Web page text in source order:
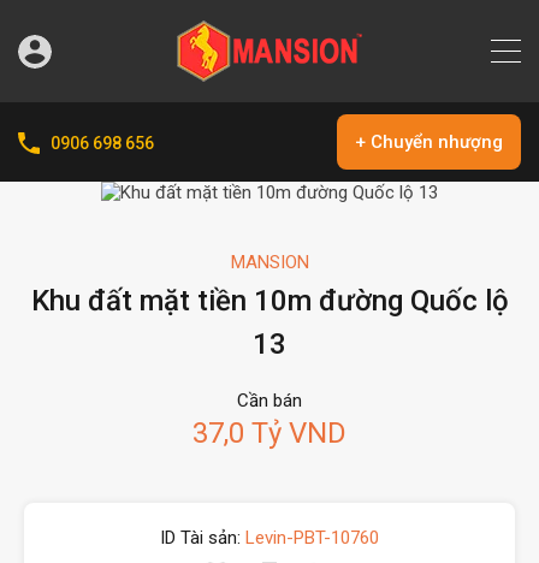
0906 698 656 + Chuyển nhượng
MANSION
Khu đất mặt tiền 10m đường Quốc lộ
13
Cần bán
37,0 Tỷ VND
ID Tài sản: Levin-PBT-10760